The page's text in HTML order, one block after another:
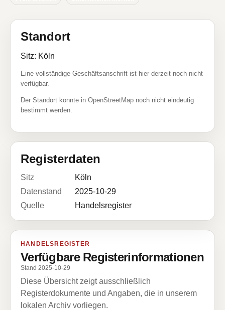
Standort
Sitz: Köln
Eine vollständige Geschäftsanschrift ist hier derzeit noch nicht
verfügbar.
Der Standort konnte in OpenStreetMap noch nicht eindeutig
bestimmt werden.
Registerdaten
Sitz
Köln
Datenstand
2025-10-29
Quelle
Handelsregister
HANDELSREGISTER
Verfügbare Registerinformationen
Stand 2025-10-29
Diese Übersicht zeigt ausschließlich
Registerdokumente und Angaben, die in unserem
lokalen Archiv vorliegen.